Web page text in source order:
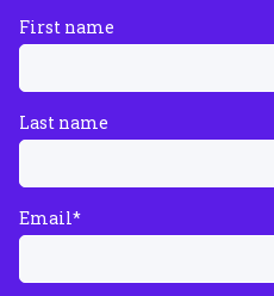
First name
Last name
Email*